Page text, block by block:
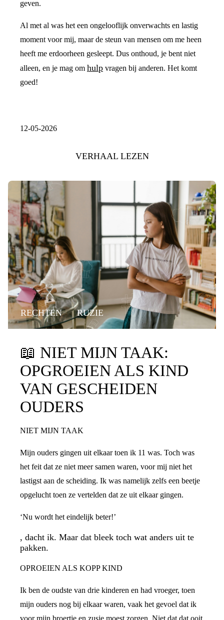
geven.
Al met al was het een ongelooflijk onverwachts en lastig
moment voor mij, maar de steun van mensen om me heen
heeft me erdoorheen gesleept. Dus onthoud, je bent niet
alleen, en je mag om hulp vragen bij anderen. Het komt
goed!
12-05-2026
VERHAAL LEZEN
RECHTEN RUZIE
📖 NIET MIJN TAAK:
OPGROEIEN ALS KIND
VAN GESCHEIDEN
OUDERS
NIET MIJN TAAK
Mijn ouders gingen uit elkaar toen ik 11 was. Toch was
het feit dat ze niet meer samen waren, voor mij niet het
lastigst aan de scheiding. Ik was namelijk zelfs een beetje
opgelucht toen ze vertelden dat ze uit elkaar gingen.
‘Nu wordt het eindelijk beter!’
, dacht ik. Maar dat bleek toch wat anders uit te
pakken.
OPROEIEN ALS KOPP KIND
Ik ben de oudste van drie kinderen en had vroeger, toen
mijn ouders nog bij elkaar waren, vaak het gevoel dat ik